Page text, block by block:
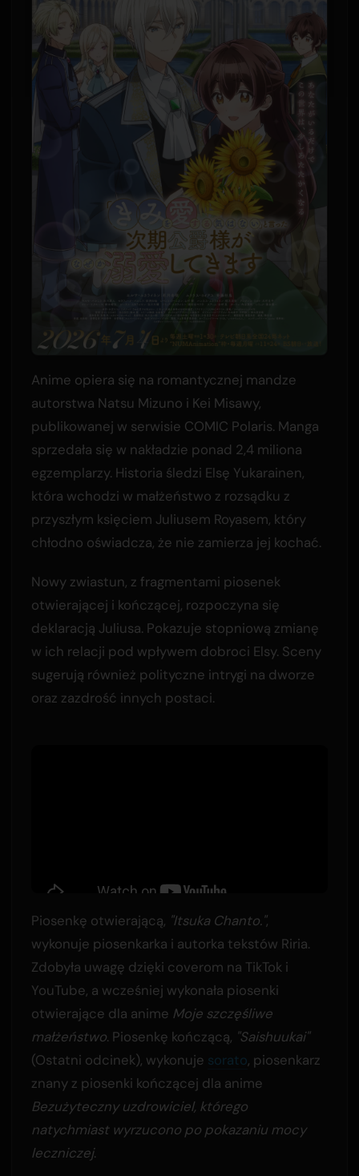
Anime opiera się na romantycznej mandze
autorstwa Natsu Mizuno i Kei Misawy,
publikowanej w serwisie COMIC Polaris. Manga
sprzedała się w nakładzie ponad 2,4 miliona
egzemplarzy. Historia śledzi Elsę Yukarainen,
która wchodzi w małżeństwo z rozsądku z
przyszłym księciem Juliusem Royasem, który
chłodno oświadcza, że nie zamierza jej kochać.
Nowy zwiastun, z fragmentami piosenek
otwierającej i kończącej, rozpoczyna się
deklaracją Juliusa. Pokazuje stopniową zmianę
w ich relacji pod wpływem dobroci Elsy. Sceny
sugerują również polityczne intrygi na dworze
oraz zazdrość innych postaci.
Piosenkę otwierającą, "Itsuka Chanto.",
wykonuje piosenkarka i autorka tekstów Riria.
Zdobyła uwagę dzięki coverom na TikTok i
YouTube, a wcześniej wykonała piosenki
otwierające dla anime Moje szczęśliwe
małżeństwo. Piosenkę kończącą, "Saishuukai"
(Ostatni odcinek), wykonuje sorato, piosenkarz
znany z piosenki kończącej dla anime
Bezużyteczny uzdrowiciel, którego
natychmiast wyrzucono po pokazaniu mocy
leczniczej.